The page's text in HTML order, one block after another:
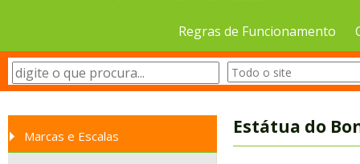
Regras de Funcionamento
Marcas e Escalas Estátua do